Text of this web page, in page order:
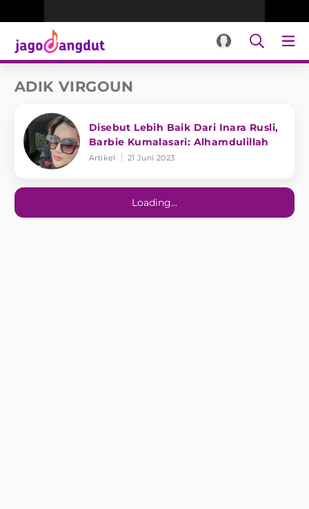
ADIK VIRGOUN
Disebut Lebih Baik Dari Inara Rusli,
Barbie Kumalasari: Alhamdulillah
Artikel 21 Juni 2023
Loading...